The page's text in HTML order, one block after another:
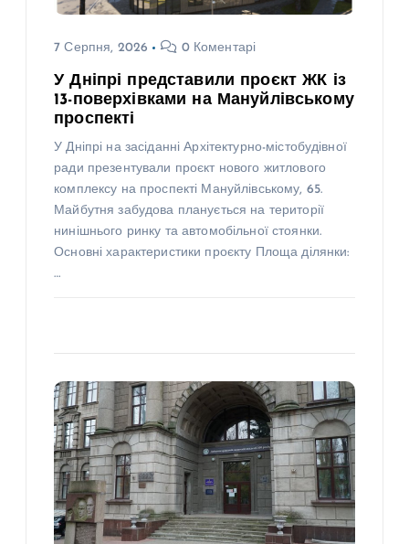
7 Серпня, 2026 0 Коментарі
У Дніпрі представили проєкт ЖК із
13-поверхівками на Мануйлівському
проспекті
У Дніпрі на засіданні Архітектурно-містобудівної
ради презентували проєкт нового житлового
комплексу на проспекті Мануйлівському, 65.
Майбутня забудова планується на території
нинішнього ринку та автомобільної стоянки.
Основні характеристики проєкту Площа ділянки:
…